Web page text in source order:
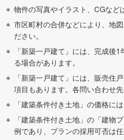
物件の写真やイラスト、CGなど
市区町村の合併などにより、地
ださい。
「新築一戸建て」には、完成後
る場合があります。
「新築一戸建て」には、販売住
項目もあります。各問い合わせ先
「建築条件付き土地」の価格に
「建築条件付き土地」の「建物
例であり、プランの採用可否は任